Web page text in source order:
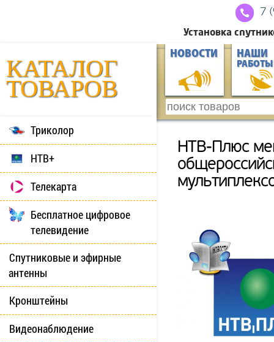
7
Установка
КАТАЛОГ
ТОВАРОВ
НОВОСТИ НАШИ
РАБОТЫ
Триколор
НТВ+
Телекарта
Бесплатное цифровое
телевидение
Спутниковые и эфирные
антенны
Кронштейны
Видеонаблюдение
НТВ-Плюс